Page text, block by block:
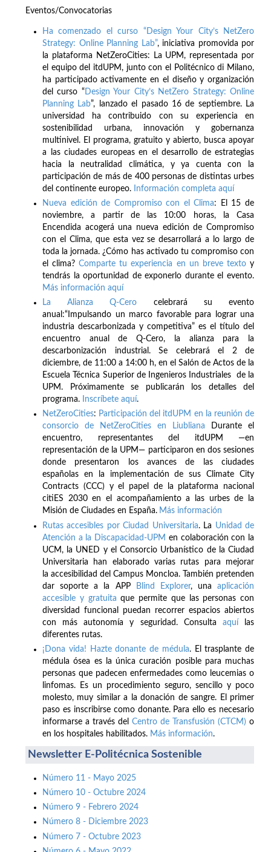
Eventos/Convocatorias
Ha comenzado el curso “Design Your City’s NetZero
Strategy: Online Planning Lab”, iniciativa promovida por
la plataforma NetZeroCities: La UPM, representada por
el equipo del itdUPM, junto con el Politécnico di Milano,
ha participado activamente en el diseño y organización
del curso “Design Your City’s NetZero Strategy: Online
Planning Lab”, lanzado el pasado 16 de septiembre. La
universidad ha contribuido con su experiencia en
sostenibilidad urbana, innovación y gobernanza
multinivel. El programa, gratuito y abierto, busca apoyar
a las ciudades europeas en el desarrollo de estrategias
hacia la neutralidad climática, y ya cuenta con la
participación de más de 400 personas de distintas urbes
del continente europeo.
Información completa aquí
Nueva edición de Compromiso con el Clima: El 15 de
noviembre, a partir de las 10:00 horas, la Casa
Encendida acogerá una nueva edición de Compromiso
con el Clima, que esta vez se desarrollará a lo largo de
toda la jornada. ¿Cómo has activado tu compromiso con
el clima?Comparte tu experiencia en un breve textoy
tendrás la oportunidad de exponerlo durante el evento.
Más información aquí
La Alianza Q-Cero celebrará su evento
anual:“Impulsando un marco favorable para lograr una
industria descarbonizada y competitiva” es el título del
encuentro anual de Q-Cero, la alianza para la
descarbonización industrial. Se celebrará el 2 de
diciembre, de 11:00 a 14:00 h, en el Salón de Actos de la
Escuela Técnica Superior de Ingenieros Industriales de la
UPM. Próximamente se publicarán los detalles del
programa.
Inscríbete aquí.
NetZeroCities: Participación del itdUPM en la reunión de
consorcio de NetZeroCities en Liubliana Durante el
encuentro, representantes del itdUPM —en
representación de la UPM— participaron en dos sesiones
donde presentaron los avances de las ciudades
españolas en la implementación de sus Climate City
Contracts (CCC) y el papel de la plataforma nacional
citiES 2030 en el acompañamiento a las urbes de la
Misión de Ciudades en España. Más información
Rutas accesibles por Ciudad Universitaria. La Unidad de
Atención a la Discapacidad-UPM en colaboración con la
UCM, la UNED y el Consorcio Urbanístico de la Ciudad
Universitaria han elaborado varias rutas para mejorar
la accesibilidad del Campus Moncloa. También pretenden
dar soporte a la APP
Blind Explorer, una aplicación
accesible y gratuita que permite que las personas con
diversidad funcional puedan recorrer espacios abiertos
con más autonomía y seguridad. Consulta aquílas
diferentes rutas.
¡Dona vida! Hazte donante de médula. El trasplante de
médula ósea es la única curación posible para muchas
personas que padecen enfermedades como leucemias o
linfomas. Es un procedimiento seguro, sencillo y poco
molesto, muy similar a la donación de sangre. El primer
paso es inscribirse como donante. Para ello es necesario
informarse a través del Centro de Transfusión (CTCM) o
en los hospitales habilitados. Más información.
Newsletter E-Politécnica Sostenible
Número 11 - Mayo 2025
Número 10 - Octubre 2024
Número 9 - Febrero 2024
Número 8 - Diciembre 2023
Número 7 - Octubre 2023